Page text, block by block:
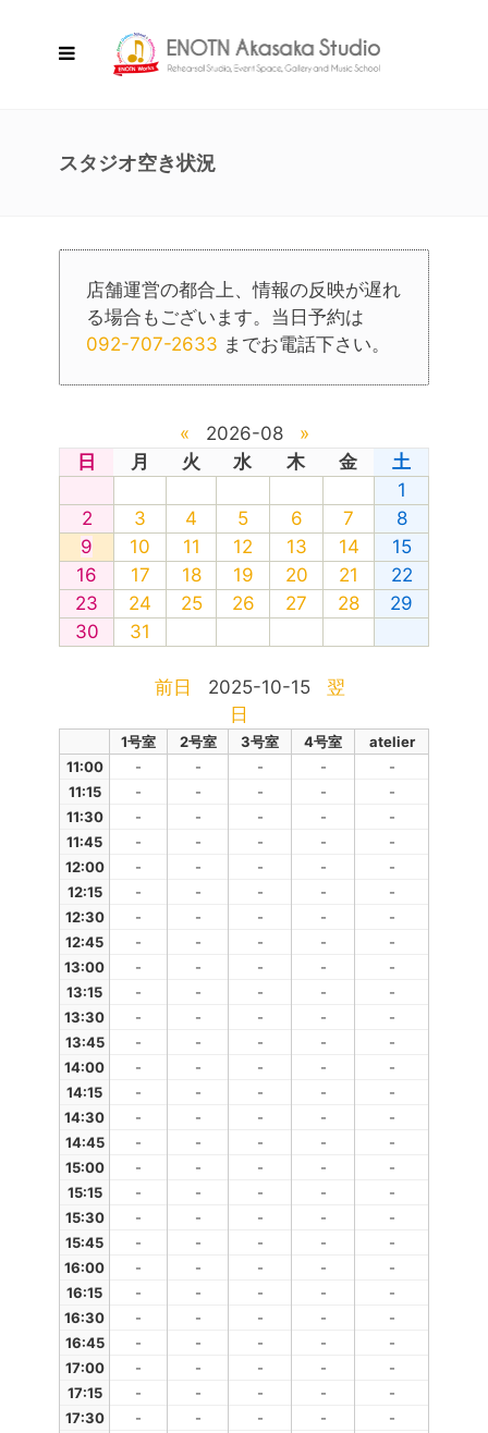
スタジオ空き状況
店舗運営の都合上、情報の反映が遅れ
る場合もございます。当日予約は
092-707-2633 までお電話下さい。
« 2026-08
»
日
月 火 水 木 金
土
1
2
3 4 5 6 7
8
9
10 11 12 13 14
15
16
17 18 19 20 21
22
23
24 25 26 27 28
29
30
31
前日 2025-10-15
翌
日
1号室 2号室 3号室 4号室
atelier
11:00
- - - -
-
11:15
- - - -
-
11:30
- - - -
-
11:45
- - - -
-
12:00
- - - -
-
12:15
- - - -
-
12:30
- - - -
-
12:45
- - - -
-
13:00
- - - -
-
13:15
- - - -
-
13:30
- - - -
-
13:45
- - - -
-
14:00
- - - -
-
14:15
- - - -
-
14:30
- - - -
-
14:45
- - - -
-
15:00
- - - -
-
15:15
- - - -
-
15:30
- - - -
-
15:45
- - - -
-
16:00
- - - -
-
16:15
- - - -
-
16:30
- - - -
-
16:45
- - - -
-
17:00
- - - -
-
17:15
- - - -
-
17:30
- - - -
-